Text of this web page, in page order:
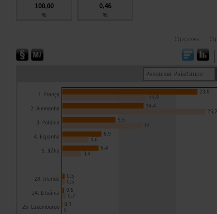
100,00
%
0,46
%
Opções
1. França
2. Alemanha
3. Polónia
4. Espanha
5. Itália
23. Irlanda
24. Lituânia
25. Luxemburgo
23,8
14,4
9,5
6,9
6,4
0,5
0,5
0,1
14,9
25,2
14
4,6
3,4
0,5
0,7
0